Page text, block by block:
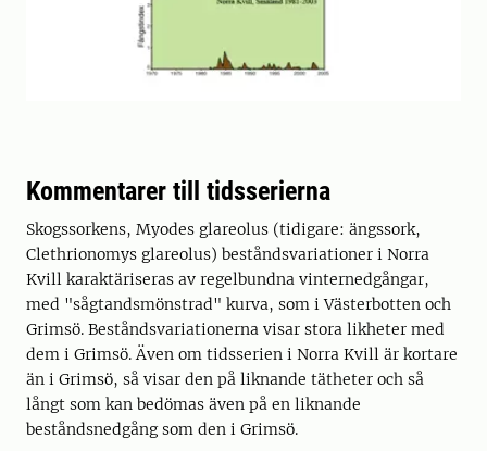
Kommentarer till tidsserierna
Skogssorkens, Myodes glareolus (tidigare: ängssork,
Clethrionomys glareolus) beståndsvariationer i Norra
Kvill karaktäriseras av regelbundna vinternedgångar,
med "sågtandsmönstrad" kurva, som i Västerbotten och
Grimsö. Beståndsvariationerna visar stora likheter med
dem i Grimsö. Även om tidsserien i Norra Kvill är kortare
än i Grimsö, så visar den på liknande tätheter och så
långt som kan bedömas även på en liknande
beståndsnedgång som den i Grimsö.